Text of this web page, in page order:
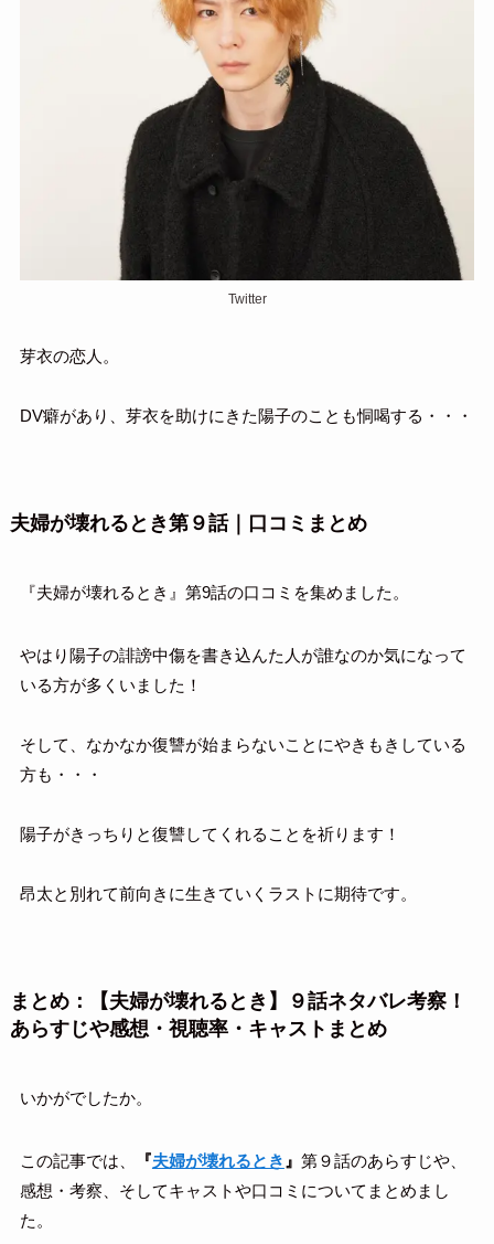
Twitter
芽衣の恋人。
DV癖があり、芽衣を助けにきた陽子のことも恫喝する・・・
夫婦が壊れるとき第９話｜口コミまとめ
『夫婦が壊れるとき』第9話の口コミを集めました。
やはり陽子の誹謗中傷を書き込んた人が誰なのか気になって
いる方が多くいました！
そして、なかなか復讐が始まらないことにやきもきしている
方も・・・
陽子がきっちりと復讐してくれることを祈ります！
昂太と別れて前向きに生きていくラストに期待です。
まとめ：【夫婦が壊れるとき】９話ネタバレ考察！
あらすじや感想・視聴率・キャストまとめ
いかがでしたか。
この記事では、 『夫婦が壊れるとき 』 第９話のあらすじや、
感想・考察、そしてキャストや口コミについてまとめまし
た。